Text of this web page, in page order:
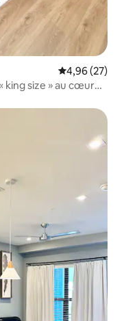
Évaluation
4,96 (27)
king size » au cœur